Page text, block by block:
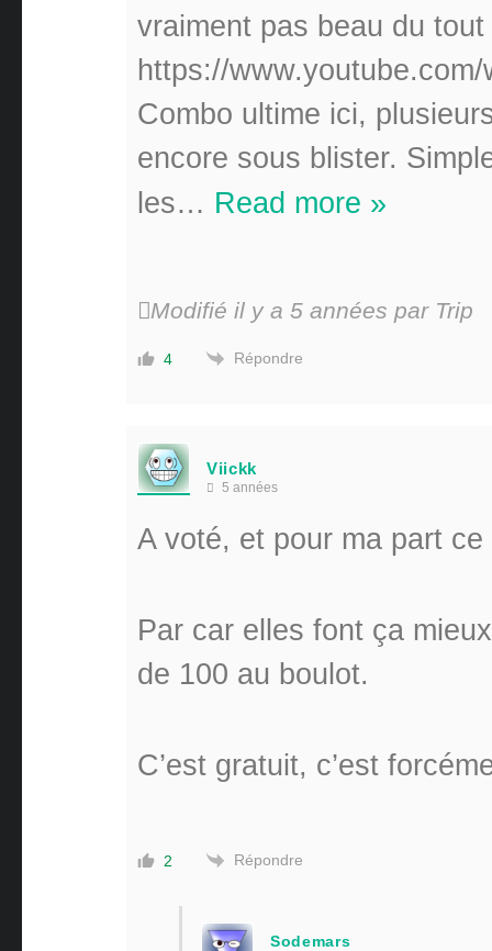
vraiment pas beau du
https://
Combo ultime ici,
encore sous blister.
les… Read more »
Modifié il y a 5 années par Trip
4 Répondre
Viickk
5 années
A voté, et pour ma part
Par car elles font ça
de 100 au boulot.
C’est gratuit, c’est
2 Répondre
Sodemars